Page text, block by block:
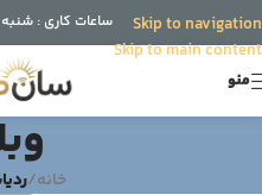
Skip to navigation
Skip to main content
ساعات کاری : شنبه تا
منو
خانه/